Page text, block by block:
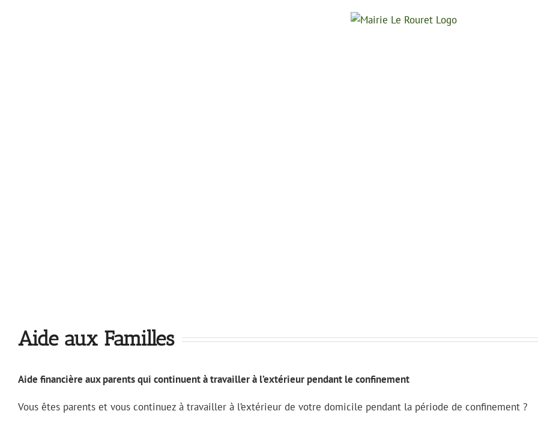
Aide aux Familles
Aide financière aux parents qui continuent à travailler à l’extérieur pendant le confinement
Vous êtes parents et vous continuez à travailler à l’extérieur de votre domicile pendant la période de confinement ?